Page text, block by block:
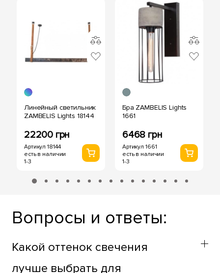
Линейный светильник
ZAMBELIS Lights 18144
22200 грн
Артикул 18144
есть в наличии
1-3
Бра ZAMBELIS Lights
1661
6468 грн
Артикул 1661
есть в наличии
1-3
Вопросы и ответы:
Какой оттенок свечения
лучше выбрать для